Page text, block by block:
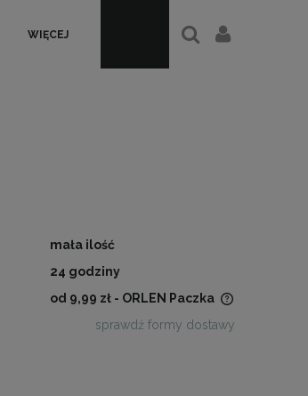
WIĘCEJ
mała ilość
24 godziny
od 9,99 zł - ORLEN Paczka
sprawdź formy dostawy